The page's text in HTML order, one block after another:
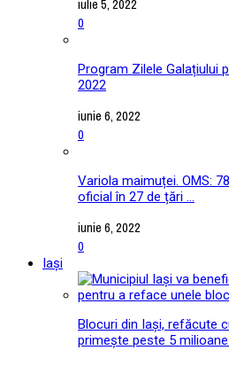
0
Program Zilele Galațiului
2022
iunie 6, 2022
0
Variola maimuței. OMS:
oficial în 27 de țări ...
iunie 6, 2022
0
Iași
Blocuri din Iași, refăcute
primește peste 5 milioane